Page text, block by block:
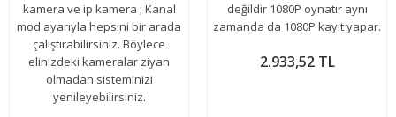
kamera ve ip kamera ; Kanal
mod ayarıyla hepsini bir arada
çalıştırabilirsiniz. Böylece
elinizdeki kameralar ziyan
olmadan sisteminizi
yenileyebilirsiniz.
değildir 1080P oynatır aynı
zamanda da 1080P kayıt yapar.
2.933,52 TL